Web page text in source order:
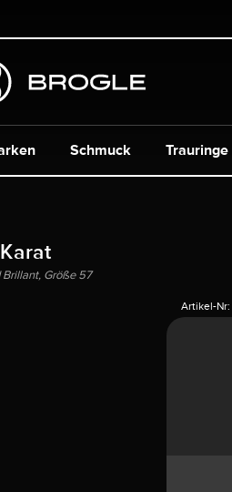
Schmuck Trauringe
Größe 57
Artikel-Nr: